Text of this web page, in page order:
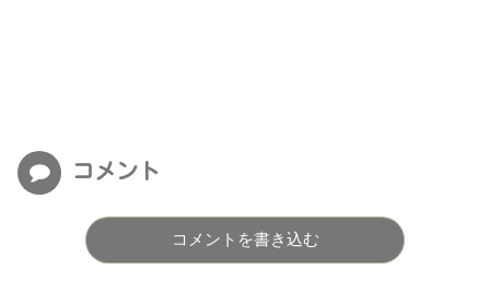
コメント
コメントを書き込む